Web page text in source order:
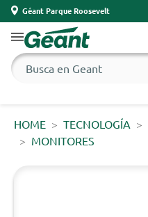
Géant Parque Roosevelt
HOME TECNOLOGÍA
MONITORES